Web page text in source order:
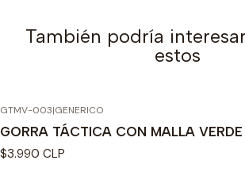
También podría
estos
GTMV-003|GENERICO
GORRA TÁCTICA CON MALLA VERDE
$3.990 CLP